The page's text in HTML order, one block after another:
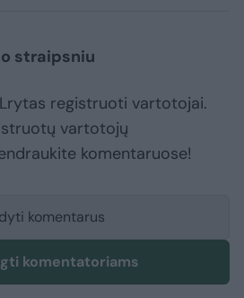
straipsniu
registruoti vartotojai.
vartotojų
komentaruose!
komentarus
komentatoriams